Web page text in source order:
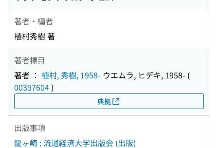
著者・編者
植村秀樹 著
著者標目
著者 ： 植村, 秀樹, 1958- ウエムラ, ヒデキ, 1958- (
00397604)
典拠
出版事項
龍ヶ崎 : 流通経済大学出版会 (出版)